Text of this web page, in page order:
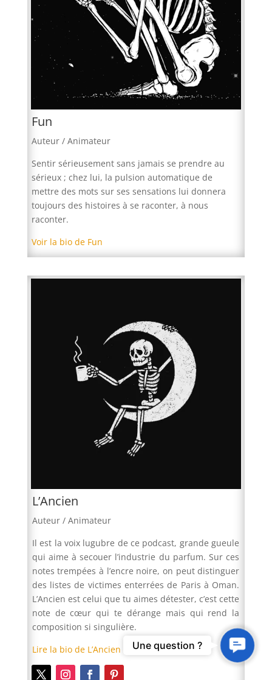
Fun
Auteur / Animateur
Sentir sérieusement sans jamais se prendre au
sérieux ; chez lui, la pulsion automatique de
mettre des mots sur ses sensations lui donnera
toujours des histoires à se raconter, à nous
raconter.
Voir la bio de Fun
L’Ancien
Auteur / Animateur
Il est la voix lugubre de ce podcast, grande gueule
qui aime à secouer l’industrie du parfum. Sur ces
notes trempées à l’encre noire, on peut distinguer
des listes de victimes enterrées de Paris à Oman.
L’Ancien est celui que tu aimes détester, c’est cette
note de cœur qui te dérange mais qui rend la
composition si singulière.
Lire la bio de L’Ancien
Contact
Us
Une question ?